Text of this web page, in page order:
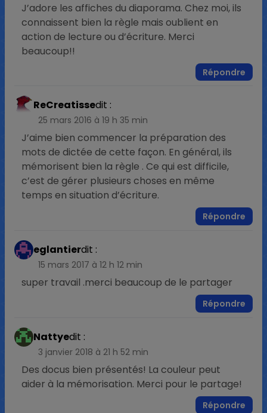
J’adore les affiches du diaporama. Chez moi, ils
connaissent bien la règle mais oublient en
action de lecture ou d’écriture. Merci
beaucoup!!
Répondre
ReCreatissedit :
25 mars 2016 à 19 h 35 min
J’aime bien commencer la préparation des
mots de dictée de cette façon. En général, ils
mémorisent bien la règle . Ce qui est difficile,
c’est de gérer plusieurs choses en même
temps en situation d’écriture.
Répondre
eglantierdit :
15 mars 2017 à 12 h 12 min
super travail .merci beaucoup de le partager
Répondre
Nattyedit :
3 janvier 2018 à 21 h 52 min
Des docus bien présentés! La couleur peut
aider à la mémorisation. Merci pour le partage!
Répondre